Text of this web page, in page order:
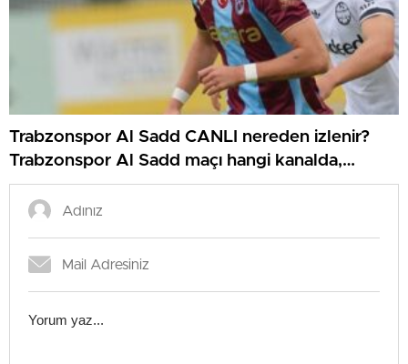
Trabzonspor Al Sadd CANLI nereden izlenir?
Trabzonspor Al Sadd maçı hangi kanalda,
nereden izlenir?